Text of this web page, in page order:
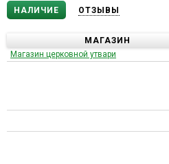
НАЛИЧИЕ ОТЗЫВЫ
МАГАЗИН
Магазин церковной утвари